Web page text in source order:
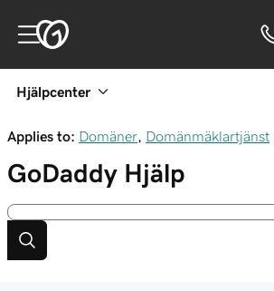
Hjälpcenter
Applies to: Domäner Domänmäklartjänst
GoDaddy Hjälp